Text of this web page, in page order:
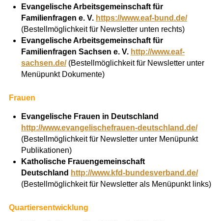
EvangelischeArbeitsgemeinschaft für
Familienfragen e. V. https://www.eaf-bund.de/
(Bestellmöglichkeit für Newsletter unten rechts)
Evangelische Arbeitsgemeinschaft für
Familienfragen Sachsen e. V. http://www.eaf-
sachsen.de/(Bestellmöglichkeit für Newsletter unter
Menüpunkt Dokumente)
Frauen
Evangelische Frauen in Deutschland
http://www.evangelischefrauen-deutschland.de/
(Bestellmöglichkeit für Newsletter unter Menüpunkt
Publikationen)
Katholische Frauengemeinschaft
Deutschland http://www.kfd-bundesverband.de/
(Bestellmöglichkeit für Newsletter als Menüpunkt links)
Quartiersentwicklung